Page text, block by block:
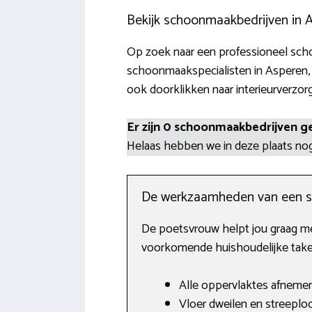
Bekijk schoonmaakbedrijven in
Op zoek naar een professioneel
schoonmaakspecialisten in
ook doorklikken naar
Er zijn 0 schoonmaakbedrijven
Helaas hebben we in deze plaats
De werkzaamheden van een
De poetsvrouw helpt jou graag
voorkomende huishoudelijke
Alle oppervlaktes
Vloer dweilen en